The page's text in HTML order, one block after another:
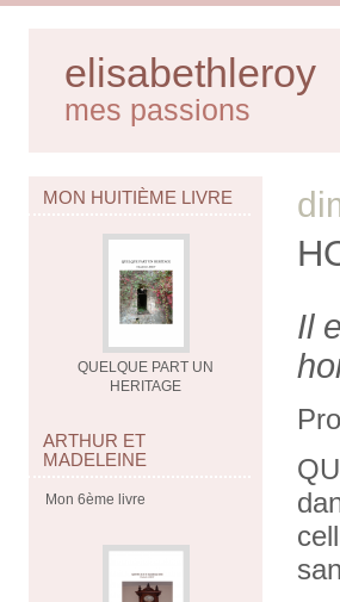
elisabethleroy
mes passions
MON HUITIÈME LIVRE
QUELQUE PART UN
HERITAGE
ARTHUR ET
MADELEINE
Mon 6ème livre
Il